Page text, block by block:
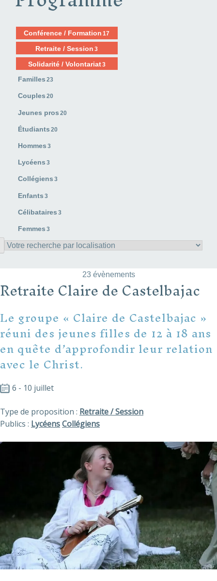
Conférence / Formation 17
Retraite / Session 3
Solidarité / Volontariat3
Familles 23
Couples 20
Jeunes pros 20
Étudiants 20
Hommes 3
Lycéens 3
Collégiens 3
Enfants 3
Célibataires 3
Femmes 3
23 évènements
Retraite Claire de Castelbajac
Le groupe « Claire de Castelbajac »
réuni des jeunes filles de 12 à 18 ans
en quête d’approfondir leur relation
avec le Christ.
6 - 10 juillet
Type de proposition : Retraite / Session
Publics : LycéensCollégiens